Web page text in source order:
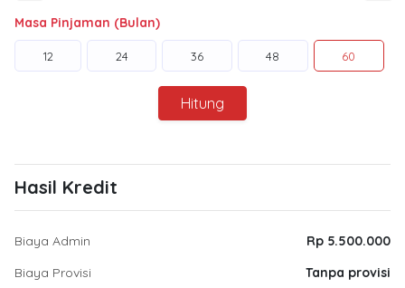
Masa Pinjaman (Bulan)
12 24 36 48 60
Hitung
Hasil Kredit
Biaya Admin
Rp 5.500.000
Biaya Provisi
Tanpa provisi